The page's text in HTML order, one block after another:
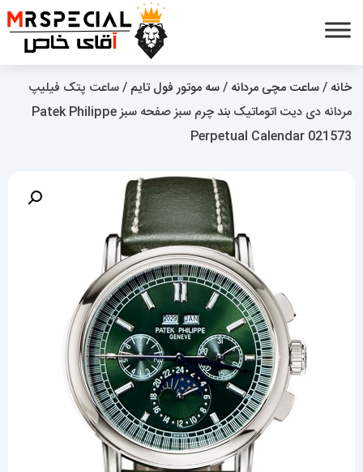
خانه /ساعت مچی مردانه /سه موتور فول تایم / ساعت پتک فیلیپ
مردانه دی دیت اتوماتیک بند چرم سبز صفحه سبز Patek Philippe
Perpetual Calendar 021573